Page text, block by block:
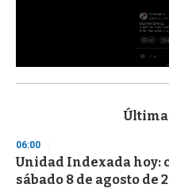
s
d
s
o
06:00
Unidad Indexada hoy:
sábado 8 de agosto de